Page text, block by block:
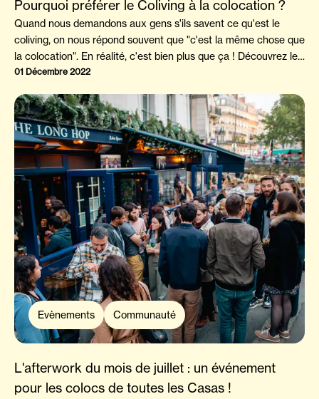
Pourquoi préférer le Coliving à la colocation ?
Quand nous demandons aux gens s'ils savent ce qu'est le
coliving, on nous répond souvent que "c'est la même chose que
la colocation". En réalité, c'est bien plus que ça ! Découvrez les
différences entre coliving et colocation grâce à l'équipe de La
01 Décembre 2022
Evènements Communauté
L'afterwork du mois de juillet : un événement
pour les colocs de toutes les Casas !